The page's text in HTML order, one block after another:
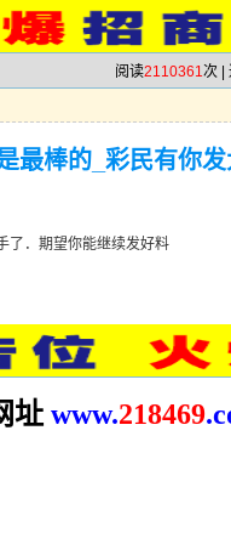
阅读2110361次 |
最棒的_彩民有你
了．期望你能继续发好料
址 www.218469